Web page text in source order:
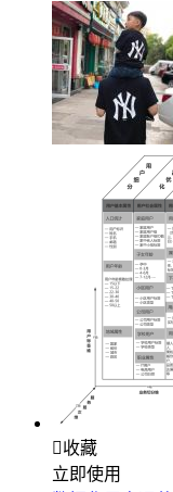
收藏
立即使用